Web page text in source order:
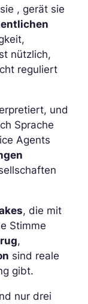
, gerät sie
nützlich,
reguliert
und
Sprache
Agents
, die mit
Stimme
,
sind reale
gibt.
nur drei